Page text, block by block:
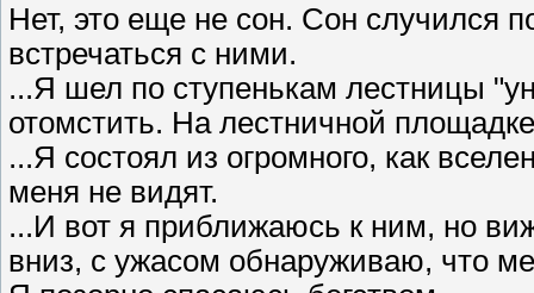
Нет, это еще не сон. Сон случился
встречаться с ними.
...Я шел по ступенькам лестницы
отомстить. На лестничной
...Я состоял из огромного, как
меня не видят.
...И вот я приближаюсь к ним, но
вниз, с ужасом обнаруживаю, что